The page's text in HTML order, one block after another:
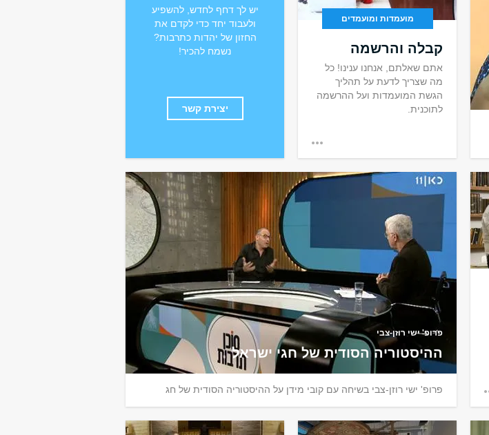
מועמדות ומועמדים
קבלה והרשמה
אתם שאלתם, אנחנו ענינו! כל
מה שצריך לדעת על תהליך
הגשת המועמדות ועל ההרשמה
לתוכנית.
יש לך דחף לחדש, להשפיע
ולעבוד יחד כדי לקדם את
החזון של יהדות כתרבות?
נשמח להכיר!
יצירת קשר
פרופ' ישי רוזן-צבי
ההיסטוריה הסודית של חגי ישראל
פרופ' ישי רוזן-צבי בשיחה עם קובי מידן על ההיסטוריה הסודית של חג